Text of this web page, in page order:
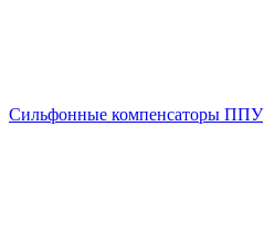
Сильфонные компенсаторы ППУ